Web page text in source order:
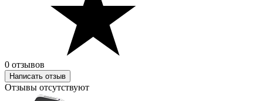
0 отзывов
Написать отзыв
Отзывы отсутствуют